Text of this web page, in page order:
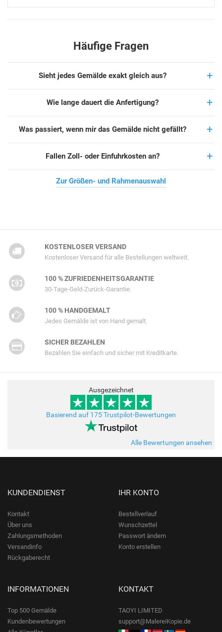
Häufige Fragen
Sieht jedes Gemälde exakt gleich aus?
Wie lange dauert die Anfertigung?
Was passiert, wenn mir das Gemälde nicht gefällt?
Fallen Zoll- oder Einfuhrkosten an?
Zur Größen- und Rahmenauswahl
KOSTENLOSER VERSAND
Kostenloser Versand für alle Bestellungen weltweit.
100 % ZUFRIEDENHEITSGARANTIE
30-Tage-Geld-Zurück-Garantie.
100 % HANDGEMALT
Jedes Gemälde ist von Hand gemalt.
SICHER BEZAHLEN
Bezahlen Sie einfach und sicher mit Kreditkarte.
Ausgezeichnet
Basierend auf 175 Trustpilot-Bewertungen
Alle Bewertungen ansehen
KUNDENDIENST
Kontakt
Über uns
Zahlungsmethoden
Versandinfo
Rückgaberecht
IHR KONTO
Bestellverlauf
Wunschzettel
Passwort ändern
Konto erstellen
INFORMATIONEN
Top 500 Gemälde
Kundenbewertungen
KONTAKT
TAOYI LIMITED
support@MalereiKopie.de